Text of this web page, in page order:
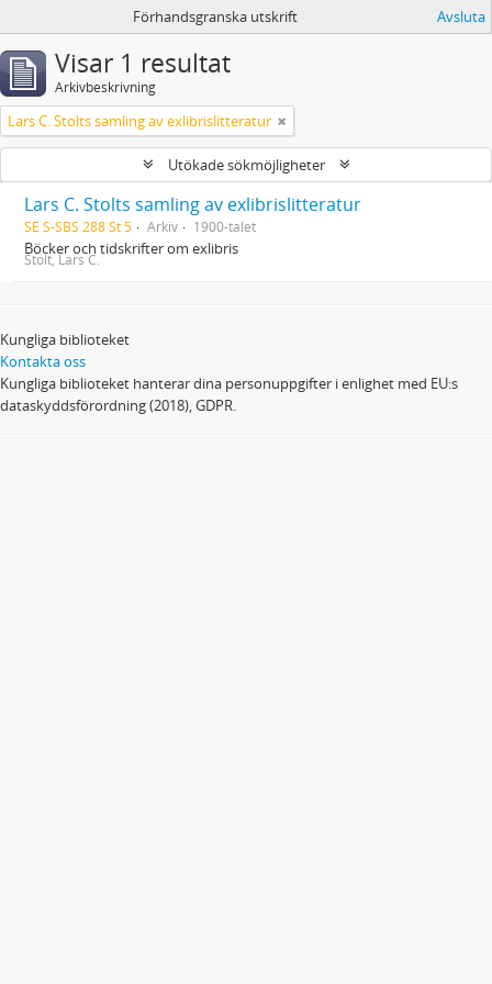
Förhandsgranska utskrift Avsluta
Visar 1 resultat
Arkivbeskrivning
Lars C. Stolts samling av exlibrislitteratur
Utökade sökmöjligheter
Lars C. Stolts samling av exlibrislitteratur
SE S-SBS 288 St 5 Arkiv 1900-talet
Böcker och tidskrifter om exlibris
Stolt, Lars C.
Kungliga biblioteket
Kontakta oss
Kungliga biblioteket hanterar dina personuppgifter i enlighet med EU:s
dataskyddsförordning (2018), GDPR.